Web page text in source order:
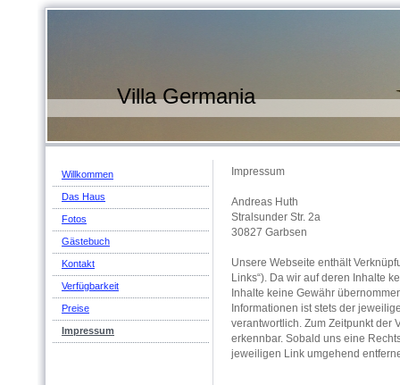
Villa Germania
Willkommen
Das Haus
Fotos
Gästebuch
Kontakt
Verfügbarkeit
Preise
Impressum
Impressum
Andreas Huth
Stralsunder Str. 2a
30827 Garbsen
Unsere Webseite enthält
Links“). Da wir auf deren Inhalte
Inhalte keine Gewähr
Informationen ist stets der
verantwortlich. Zum Zeitpunkt der
erkennbar. Sobald uns eine
jeweiligen Link umgehend